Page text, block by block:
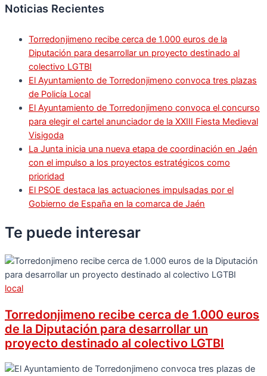
Noticias Recientes
Torredonjimeno recibe cerca de 1.000 euros de la
Diputación para desarrollar un proyecto destinado al
colectivo LGTBI
El Ayuntamiento de Torredonjimeno convoca tres plazas
de Policía Local
El Ayuntamiento de Torredonjimeno convoca el concurso
para elegir el cartel anunciador de la XXIII Fiesta Medieval
Visigoda
La Junta inicia una nueva etapa de coordinación en Jaén
con el impulso a los proyectos estratégicos como
prioridad
El PSOE destaca las actuaciones impulsadas por el
Gobierno de España en la comarca de Jaén
Te puede interesar
local
Torredonjimeno recibe cerca de 1.000 euros
de la Diputación para desarrollar un
proyecto destinado al colectivo LGTBI